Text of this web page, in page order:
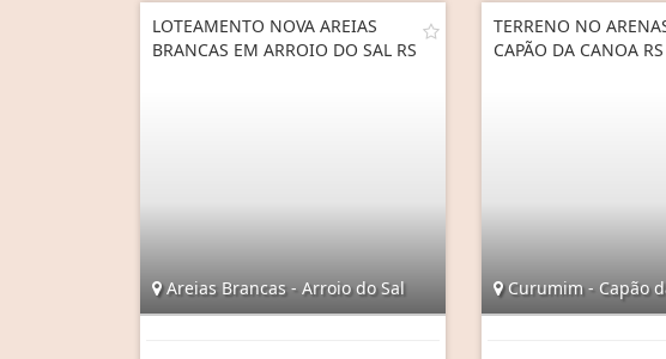
LOTEAMENTO NOVA AREIAS
BRANCAS EM ARROIO DO SAL RS
Areias Brancas - Arroio do Sal
TERRENO NO
CAPÃO DA CANOA RS
Curumim - Capão